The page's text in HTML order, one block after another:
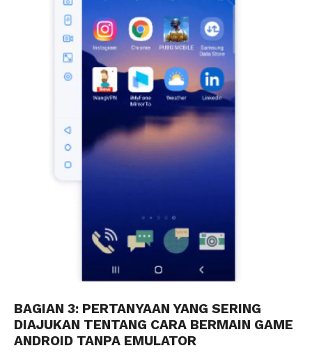
BAGIAN 3: PERTANYAAN YANG SERING
DIAJUKAN TENTANG CARA BERMAIN GAME
ANDROID TANPA EMULATOR